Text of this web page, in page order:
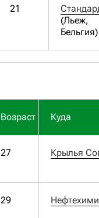
21
(Льеж,
Бельгия)
Возраст Куда
27 Крылья
29